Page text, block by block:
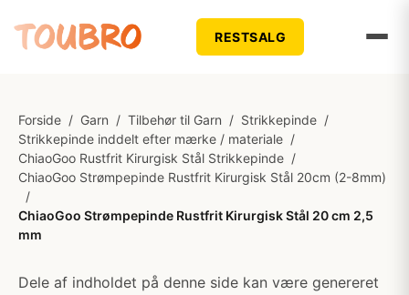
RESTSALG
Forside / Garn / Tilbehør til Garn / Strikkepinde /
Strikkepinde inddelt efter mærke / materiale /
ChiaoGoo Rustfrit Kirurgisk Stål Strikkepinde /
ChiaoGoo Strømpepinde Rustfrit Kirurgisk Stål 20cm (2-8mm)
/
ChiaoGoo Strømpepinde Rustfrit Kirurgisk Stål 20 cm 2,5
mm
Dele af indholdet på denne side kan være genereret